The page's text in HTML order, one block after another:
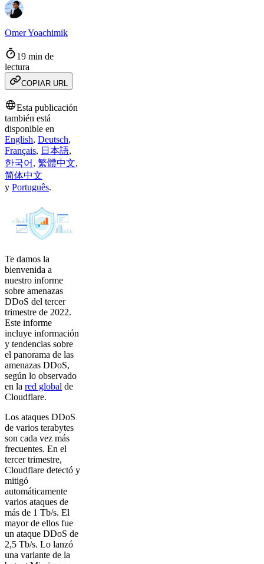
Omer Yoachimik
19 min de
lectura
COPIAR URL
Esta publicación
también está
disponible en
English, Deutsch,
Français, 日本語,
한국어 , 繁體中文,
简体中文
y Português.
Te damos la
bienvenida a
nuestro informe
sobre amenazas
DDoS del tercer
trimestre de 2022.
Este informe
incluye información
y tendencias sobre
el panorama de las
amenazas DDoS,
según lo observado
en la red global de
Cloudflare.
Los ataques DDoS
de varios terabytes
son cada vez más
frecuentes. En el
tercer trimestre,
Cloudflare detectó y
mitigó
automáticamente
varios ataques de
más de 1 Tb/s. El
mayor de ellos fue
un ataque DDoS de
2,5 Tb/s. Lo lanzó
una variante de la